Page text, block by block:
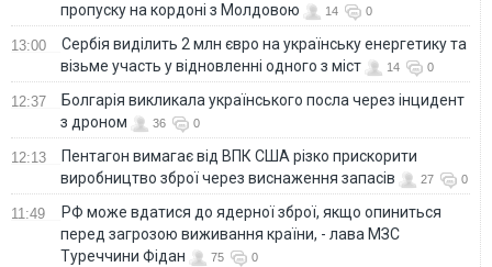
пропуску на кордоні з Молдовою
14 0
13:00
Сербія виділить 2 млн євро на українську енергетику та
візьме участь у відновленні одного з міст
14 0
12:37
Болгарія викликала українського посла через інцидент
з дроном
36 0
12:13
Пентагон вимагає від ВПК США різко прискорити
виробництво зброї через виснаження запасів
27 0
11:49
РФ може вдатися до ядерної зброї, якщо опиниться
перед загрозою виживання країни, - лава МЗС
Туреччини Фідан
75 0